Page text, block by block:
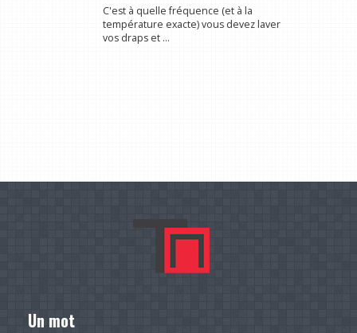
C'est à quelle fréquence (et à la
température exacte) vous devez laver
vos draps et ...
Un mot